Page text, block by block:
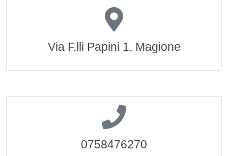
Via F.lli Papini 1, Magione
0758476270